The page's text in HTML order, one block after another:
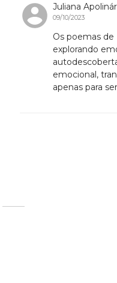
Juliana
09/10/2023
Os poemas
explorando
emocional,
apenas para